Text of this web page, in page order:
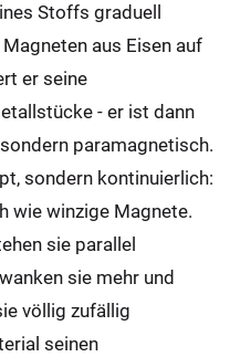
Stoffs graduell
aus Eisen auf
er seine
- er ist dann
paramagnetisch.
sondern kontinuierlich:
wie winzige Magnete.
sie parallel
sie mehr und
völlig zufällig
seinen